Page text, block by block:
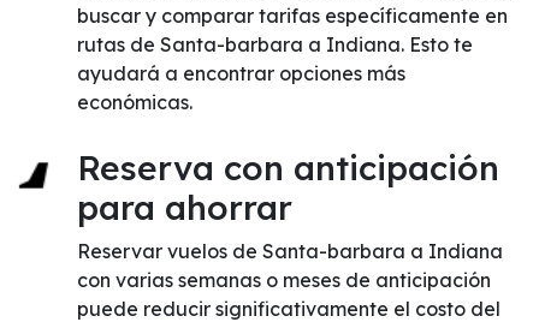
buscar y comparar tarifas específicamente en
rutas de Santa-barbara a Indiana. Esto te
ayudará a encontrar opciones más
económicas.
Reserva con anticipación
para ahorrar
Reservar vuelos de Santa-barbara a Indiana
con varias semanas o meses de anticipación
puede reducir significativamente el costo del